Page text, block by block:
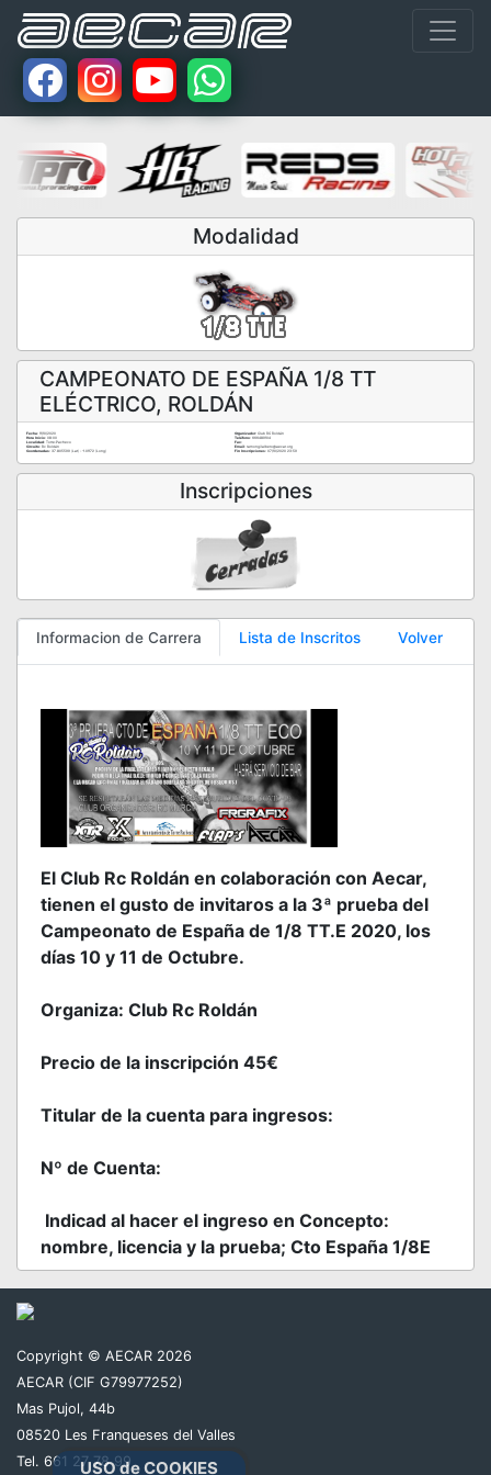
USO de COOKIES
Modalidad
CAMPEONATO DE ESPAÑA 1/8 TT
ELÉCTRICO, ROLDÁN
Fecha:11/10/2020 Organizador:
Club RC Roldán
Hora Inicio:
Teléfono:
666489104
Localidad:
Torre-Pacheco
Fax:
Circuito:
Rc Roldán Email:
ramongilalbero@aecar.org
Coordenadas:
37.805599 (Lat) - -1.01172 (Long) Fin Inscripciones: 07/10/2020 23:59
Inscripciones
Informacion de Carrera Lista de Inscritos Volver
El Club Rc Roldán en colaboración con Aecar,
tienen el gusto de invitaros a la 3ª prueba del
Campeonato de España de 1/8 TT.E 2020, los
días 10 y 11 de Octubre.
Organiza: Club Rc Roldán
Precio de la inscripción 45€
Titular de la cuenta para ingresos:
Nº de Cuenta:
Indicad al hacer el ingreso en Concepto:
nombre, licencia y la prueba; Cto España 1/8E
https://goo.gl/maps/Cc4d7Lp9pcr7cZT28
Copyright © AECAR 2026
AECAR (CIF G79977252)
Mas Pujol, 44b
08520 Les Franqueses del Valles
Tel. 661 27 78 99